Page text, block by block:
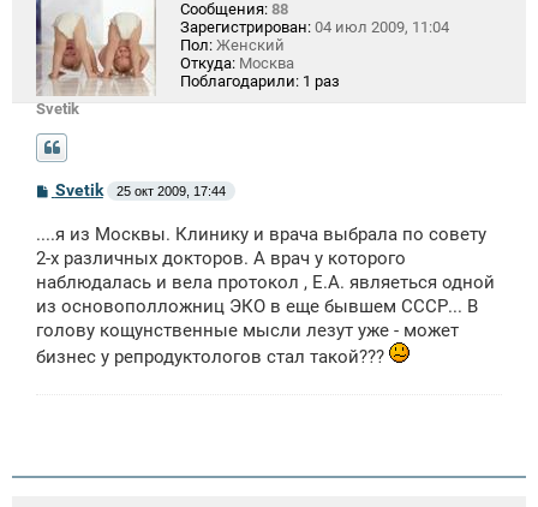
Svetik
Сообщения: 88
Зарегистрирован: 04 июл 2009, 11:04
Пол: Женский
Откуда: Москва
Поблагодарили: 1 раз
С
о
б
щ
н
и
Svetik 25 окт 2009, 17:44
....я из Москвы. Клинику и врача выбрала по совету
2-х различных докторов. А врач у которого
наблюдалась и вела протокол , Е.А. являеться одной
из основополложниц ЭКО в еще бывшем СССР... В
голову кощунственные мысли лезут уже - может
бизнес у репродуктологов стал такой???